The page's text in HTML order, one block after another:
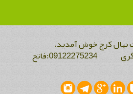
نهال کرج خوش آمدید.